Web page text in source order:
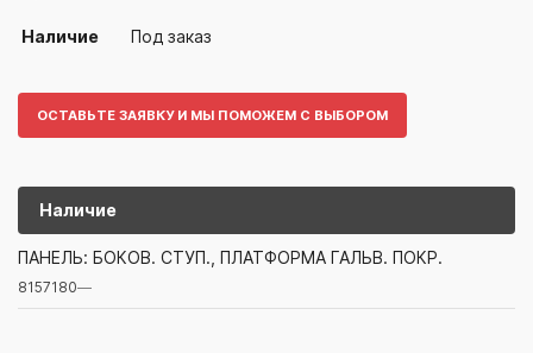
Наличие Под заказ
ОСТАВЬТЕ ЗАЯВКУ И МЫ ПОМОЖЕМ С ВЫБОРОМ
Наличие
Артикул/Бренд
8157180 —
ПАНЕЛЬ: БОКОВ. СТУП., ПЛАТФОРМА ГАЛЬВ. ПОКР.
8157180—